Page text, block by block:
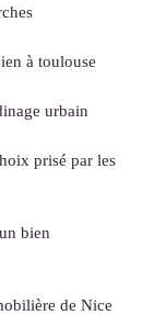
à toulouse
urbain
prisé par les
bien
de Nice